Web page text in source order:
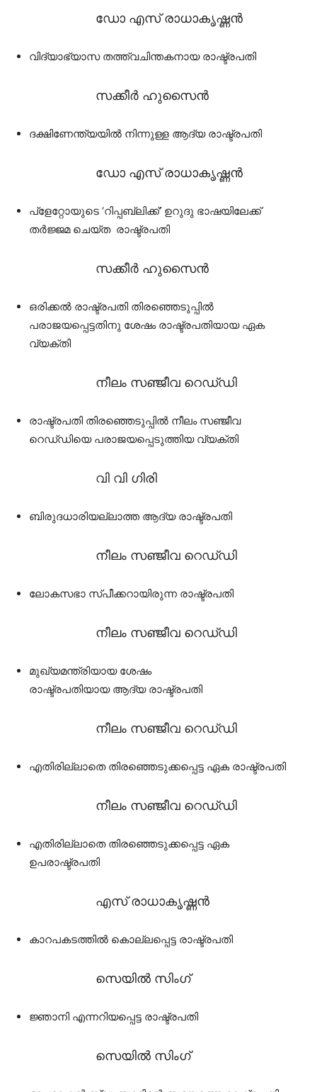
ഡോ എസ് രാധാകൃഷ്ണൻ
വിദ്യാഭ്യാസ തത്ത്വചിന്തകനായ രാഷ്ട്രപതി
സക്കീർ ഹുസൈൻ
ദക്ഷിണേന്ത്യയിൽ നിന്നുള്ള ആദ്യ രാഷ്ട്രപതി
ഡോ എസ് രാധാകൃഷ്ണൻ
പ്ളേറ്റോയുടെ ‘റിപ്പബ്ലിക്ക്’ ഉറുദു ഭാഷയിലേക്ക്
തർജ്ജമ ചെയ്ത രാഷ്ട്രപതി
സക്കീർ ഹുസൈൻ
ഒരിക്കൽ രാഷ്ട്രപതി തിരഞ്ഞെടുപ്പിൽ
പരാജയപ്പെട്ടതിനു ശേഷം രാഷ്ട്രപതിയായ ഏക
വ്യക്തി
നീലം സഞ്ജീവ റെഡ്‌ഡി
രാഷ്ട്രപതി തിരഞ്ഞെടുപ്പിൽ നീലം സഞ്ജീവ
റെഡ്‌ഡിയെ പരാജയപ്പെടുത്തിയ വ്യക്തി
വി വി ഗിരി
ബിരുദധാരിയല്ലാത്ത ആദ്യ രാഷ്ട്രപതി
നീലം സഞ്ജീവ റെഡ്‌ഡി
ലോകസഭാ സ്പീക്കറായിരുന്ന രാഷ്ട്രപതി
നീലം സഞ്ജീവ റെഡ്‌ഡി
മുഖ്യമന്ത്രിയായ ശേഷം
രാഷ്ട്രപതിയായ ആദ്യ രാഷ്ട്രപതി
നീലം സഞ്ജീവ റെഡ്‌ഡി
എതിരില്ലാതെ തിരഞ്ഞെടുക്കപ്പെട്ട ഏക രാഷ്ട്രപതി
നീലം സഞ്ജീവ റെഡ്‌ഡി
എതിരില്ലാതെ തിരഞ്ഞെടുക്കപ്പെട്ട ഏക
ഉപരാഷ്ട്രപതി
എസ് രാധാകൃഷ്ണൻ
കാറപകടത്തിൽ കൊല്ലപ്പെട്ട രാഷ്ട്രപതി
സെയിൽ സിംഗ്
ജ്ഞാനി എന്നറിയപ്പെട്ട രാഷ്ട്രപതി
സെയിൽ സിംഗ്